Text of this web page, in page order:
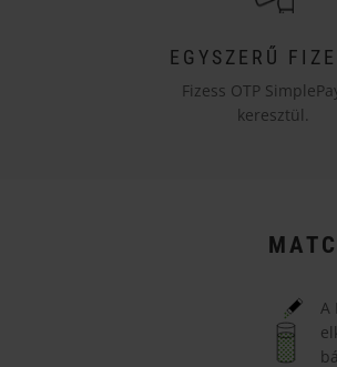
EGYSZERŰ
Fizess OTP
keresztül.
A